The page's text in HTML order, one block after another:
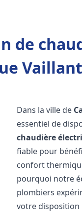
de
Vaillant
Dans la ville de
essentiel de
chaudière
fiable pour
confort
pourquoi notre
plombiers
votre disposition